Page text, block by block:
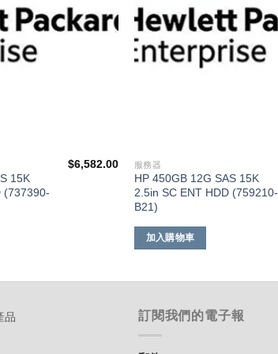
15K
(737390-
$6,582.00 服務器
HP 450GB 12G SAS 15K
2.5in SC ENT HDD (759210-
B21)
加入購物車
品
訂閱我們的電子報